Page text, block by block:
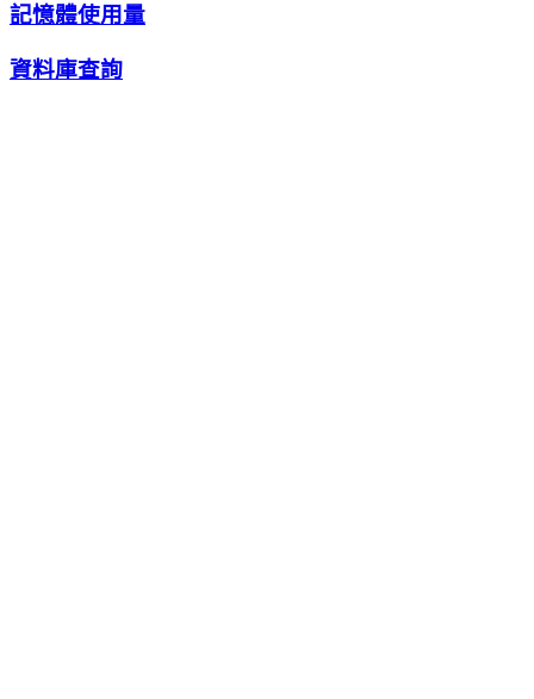
記憶體使用量
資料庫查詢